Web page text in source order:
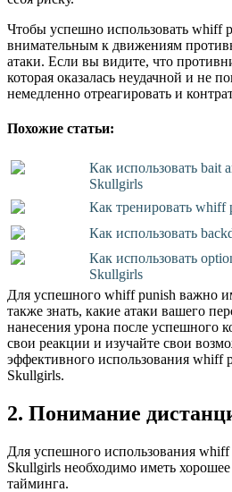
Чтобы успешно использовать whiff
внимательным к движениям
атаки. Если вы видите, что
которая оказалась неудачной и не
немедленно отреагировать и
Похожие статьи:
Как использовать bait
Skullgirls
Как тренировать whiff
Как использовать
Как использовать
Skullgirls
Для успешного whiff punish важно
также знать, какие атаки вашего
нанесения урона после успешного
свои реакции и изучайте свои
эффективного использования whiff
Skullgirls.
2. Понимание
Для успешного использования whiff
Skullgirls необходимо иметь
тайминга.